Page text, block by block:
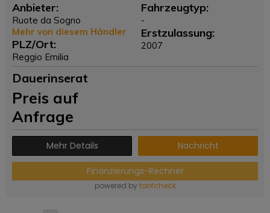
Anbieter:
Ruote da Sogno
Mehr von diesem Händler
PLZ/Ort:
Reggio Emilia
Fahrzeugtyp:
-
Erstzulassung:
2007
Dauerinserat
Preis auf
Anfrage
Mehr Details Nachricht
Finanzierungs-Rechner
powered by tarifcheck